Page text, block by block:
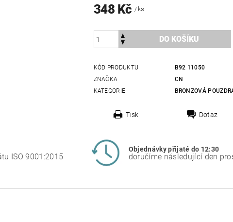
348 Kč/ ks
KÓD PRODUKTU
B92 11050
ZNAČKA
CN
KATEGORIE
BRONZOVÁ
Tisk Dotaz
ISO 9001:2015
Objednávky přijaté do 12:30
doručíme následující den